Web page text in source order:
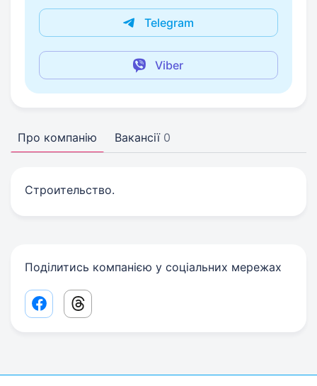
Telegram
Viber
Про компанію Вакансії 0
Строительство.
Поділитись компанією у соціальних мережах
Facebook share link
Threads share link